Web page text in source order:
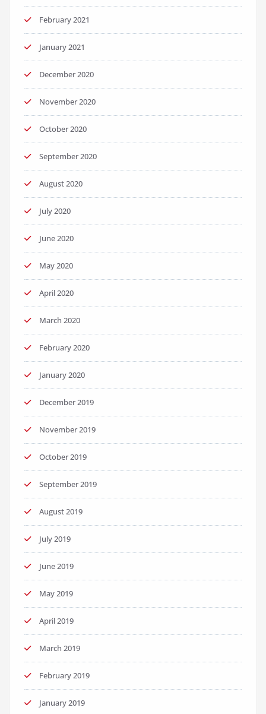
February 2021
January 2021
December 2020
November 2020
October 2020
September 2020
August 2020
July 2020
June 2020
May 2020
April 2020
March 2020
February 2020
January 2020
December 2019
November 2019
October 2019
September 2019
August 2019
July 2019
June 2019
May 2019
April 2019
March 2019
February 2019
January 2019